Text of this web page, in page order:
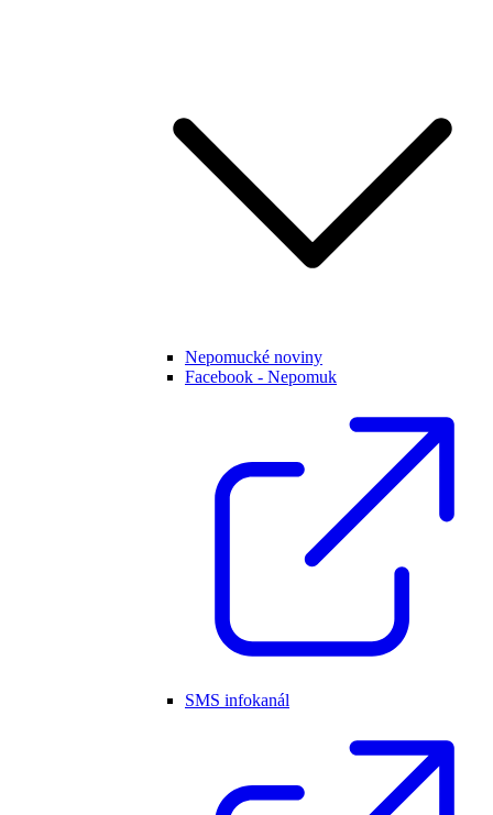
Nepomucké noviny
Facebook - Nepomuk
SMS infokanál